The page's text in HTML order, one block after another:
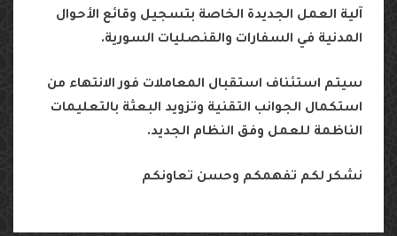
آلية العمل الجديدة الخاصة بتسجيل وقائع الأحوال
المدنية في السفارات والقنصليات السورية.
سيتم استئناف استقبال المعاملات فور الانتهاء من
استكمال الجوانب التقنية وتزويد البعثة بالتعليمات
الناظمة للعمل وفق النظام الجديد.
نشكر لكم تفهمكم وحسن تعاونكم